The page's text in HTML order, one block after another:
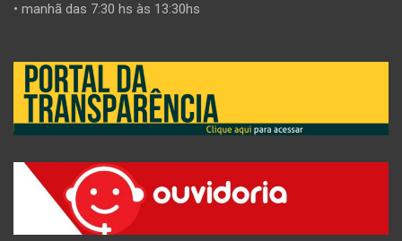
• manhã das 7:30 hs às 13:30hs